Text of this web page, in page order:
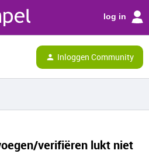
log in
Inloggen Community
verifiëren lukt niet